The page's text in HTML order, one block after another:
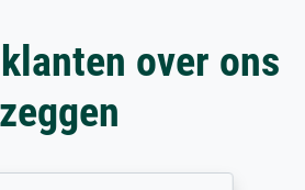
over ons
zeggen